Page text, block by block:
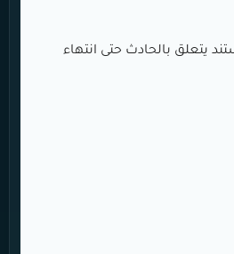
يتعلق بالحادث حتى انتهاء